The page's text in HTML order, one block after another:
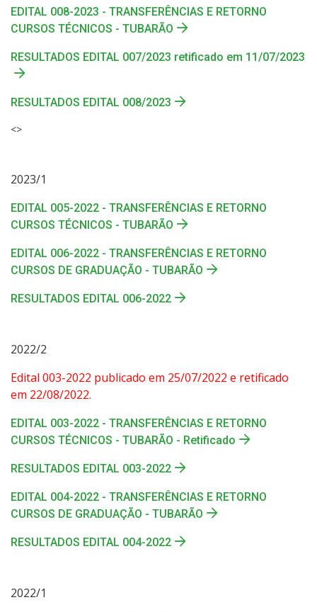
EDITAL 008-2023 - TRANSFERÊNCIAS E RETORNO
CURSOS TÉCNICOS - TUBARÃO
RESULTADOS EDITAL 007/2023 retificado em 11/07/2023
RESULTADOS EDITAL 008/2023
<>
2023/1
EDITAL 005-2022 - TRANSFERÊNCIAS E RETORNO
CURSOS TÉCNICOS - TUBARÃO
EDITAL 006-2022 - TRANSFERÊNCIAS E RETORNO
CURSOS DE GRADUAÇÃO - TUBARÃO
RESULTADOS EDITAL 006-2022
2022/2
Edital 003-2022 publicado em 25/07/2022 e retificado
em 22/08/2022.
EDITAL 003-2022 - TRANSFERÊNCIAS E RETORNO
CURSOS TÉCNICOS - TUBARÃO - Retificado
RESULTADOS EDITAL 003-2022
EDITAL 004-2022 - TRANSFERÊNCIAS E RETORNO
CURSOS DE GRADUAÇÃO - TUBARÃO
RESULTADOS EDITAL 004-2022
2022/1